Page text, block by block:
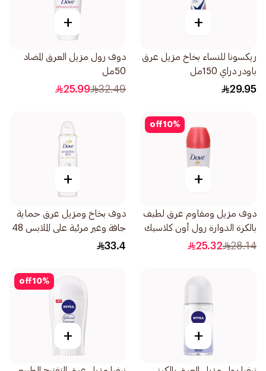
+
ريكسونا للنساء بخاخ مزيل عرق
باودر دراي 150مل
29.95
+
دوف رول مزيل العرق المضاد
50مل
32.49
25.99
10%
off
+
دوف مزيل ومقاوم عرق لطيف
بالكرة الدوارة رول أون كلاسيك
1قطعة 50
28.14
25.32
+
دوف بخاخ ومزيل عرق حماية
جافة وغير مرئية على الملابس 48
ساعة 150مل
33.4
+
10%
off
+